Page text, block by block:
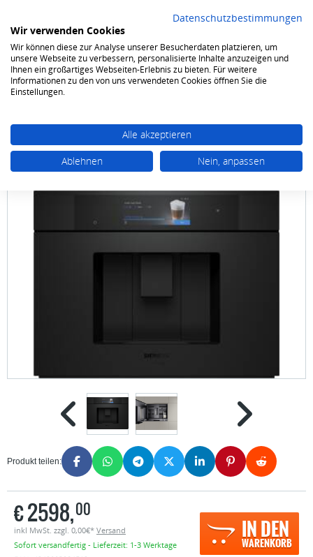
0
Elektrokleingeräte Kaffee / Tee / Espresso Einbau-Kaffeeautomaten
Siemens CT 918 L1M0 StudioLine Matt Schwarz
Produkt teilen:
IN DEN
WARENKORB
€2598,00
inkl MwSt. zzgl. 0,00€* Versand
Sofort versandfertig - Lieferzeit: 1-3 Werktage
Datenschutzbestimmungen
Wir verwenden Cookies
Wir können diese zur Analyse unserer Besucherdaten platzieren, um
unsere Webseite zu verbessern, personalisierte Inhalte anzuzeigen und
Ihnen ein großartiges Webseiten-Erlebnis zu bieten. Für weitere
Informationen zu den von uns verwendeten Cookies öffnen Sie die
Einstellungen.
Alle akzeptieren
Ablehnen
Nein, anpassen